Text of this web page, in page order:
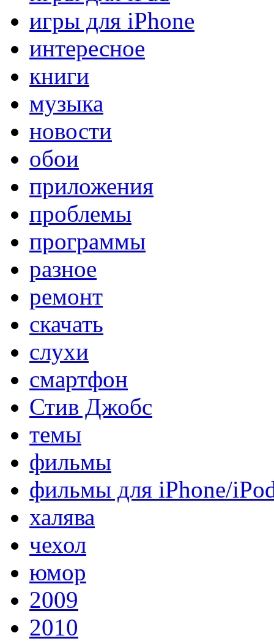
игры для iPhone
интересное
книги
музыка
новости
обои
приложения
проблемы
программы
разное
ремонт
скачать
слухи
смартфон
Стив Джобс
темы
фильмы
фильмы для iPhone/
халява
чехол
юмор
2009
2010